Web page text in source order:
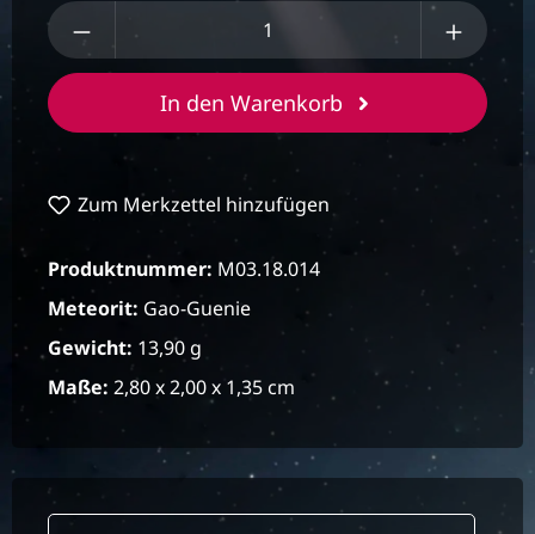
Produkt Anzahl: Gib den gewünschten
In den Warenkorb
Zum Merkzettel hinzufügen
Produktnummer: M03.18.014
Meteorit: Gao-Guenie
Gewicht: 13,90 g
Maße: 2,80 x 2,00 x 1,35 cm